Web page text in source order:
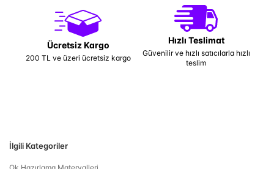
Ücretsiz Kargo
200 TL ve üzeri ücretsiz kargo
Hızlı Teslimat
Güvenilir ve hızlı satıcılarla hızlı
teslim
İlgili Kategoriler